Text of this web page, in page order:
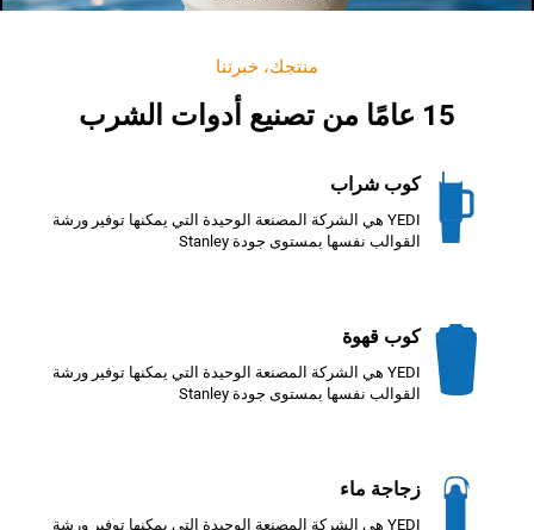
منتجك، خبرتنا
15 عامًا من تصنيع أدوات الشرب
كوب شراب
YEDI هي الشركة المصنعة الوحيدة التي يمكنها توفير ورشة
القوالب نفسها بمستوى جودة Stanley
كوب قهوة
YEDI هي الشركة المصنعة الوحيدة التي يمكنها توفير ورشة
القوالب نفسها بمستوى جودة Stanley
زجاجة ماء
YEDI هي الشركة المصنعة الوحيدة التي يمكنها توفير ورشة